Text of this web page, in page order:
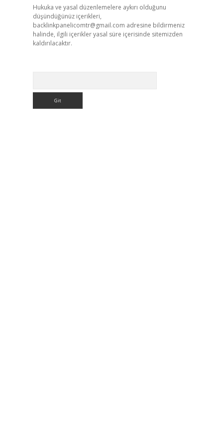
Hukuka ve yasal düzenlemelere aykırı olduğunu
düşündüğünüz içerikleri,
backlinkpanelicomtr@gmail.com adresine bildirmeniz
halinde, ilgili içerikler yasal süre içerisinde sitemizden
kaldırılacaktır.